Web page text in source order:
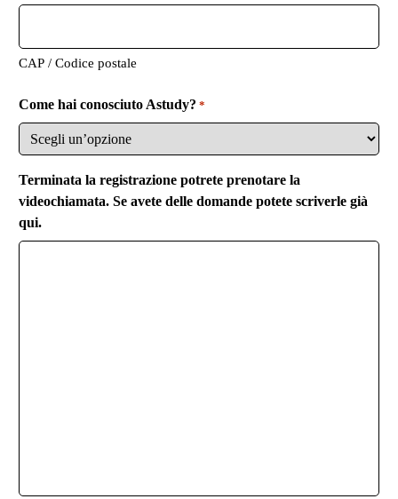
3
CAP / Codice postale
Come hai conosciuto Astudy? *
Terminata la registrazione potrete prenotare la
videochiamata. Se avete delle domande potete scriverle già
qui.